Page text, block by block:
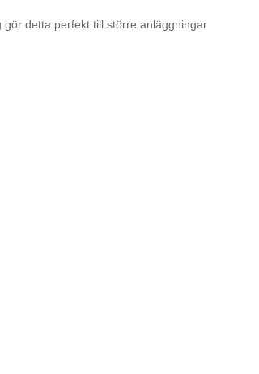
detta perfekt till större anläggningar